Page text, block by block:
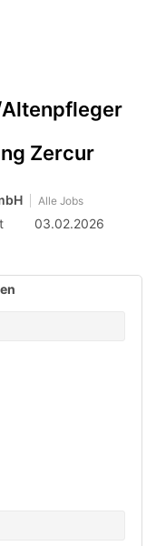
mobilem
Endgerät
Zercur
Alle Jobs
03.02.2026